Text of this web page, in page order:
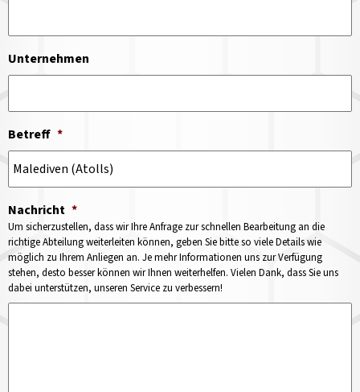
Unternehmen
Betreff *
Nachricht *
Um sicherzustellen, dass wir Ihre Anfrage zur schnellen Bearbeitung an die
richtige Abteilung weiterleiten können, geben Sie bitte so viele Details wie
möglich zu Ihrem Anliegen an. Je mehr Informationen uns zur Verfügung
stehen, desto besser können wir Ihnen weiterhelfen. Vielen Dank, dass Sie uns
dabei unterstützen, unseren Service zu verbessern!